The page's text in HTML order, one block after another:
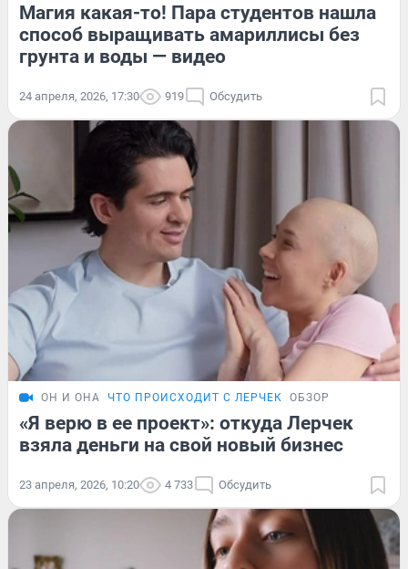
Магия какая-то! Пара студентов нашла
способ выращивать амариллисы без
грунта и воды — видео
24 апреля, 2026, 17:30 919 Обсудить
ОН И ОНА ЧТО ПРОИСХОДИТ С ЛЕРЧЕК ОБЗОР
«Я верю в ее проект»: откуда Лерчек
взяла деньги на свой новый бизнес
23 апреля, 2026, 10:20 4 733 Обсудить